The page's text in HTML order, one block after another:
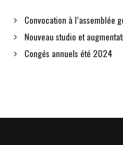
Convocation à l’assemblée
Nouveau studio et
Congés annuels été 2024